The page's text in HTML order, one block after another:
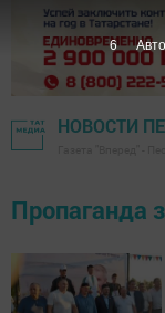
НОВОСТИ
Пропаганда
5